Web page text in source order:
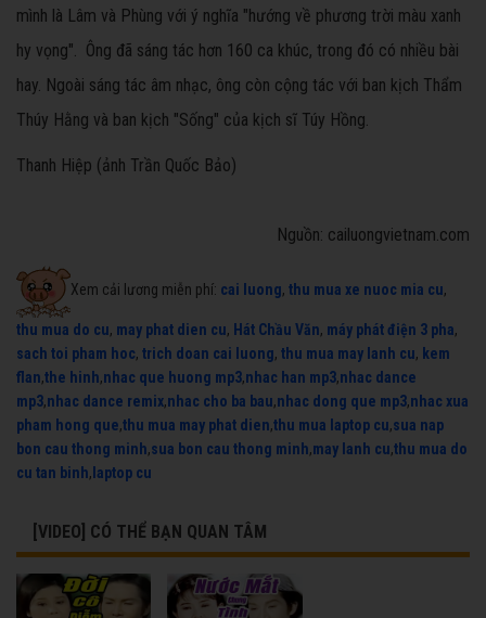
mình là Lâm và Phùng với ý nghĩa "hướng về phương trời màu xanh
hy vọng". Ông đã sáng tác hơn 160 ca khúc, trong đó có nhiều bài
hay. Ngoài sáng tác âm nhạc, ông còn cộng tác với ban kịch Thẩm
Thúy Hằng và ban kịch "Sống" của kịch sĩ Túy Hồng.
Thanh Hiệp (ảnh Trần Quốc Bảo)
Nguồn: cailuongvietnam.com
Xem cải lương miễn phí: cai luong, thu mua xe nuoc mia cu,
thu mua do cu, may phat dien cu, Hát Chầu Văn, máy phát điện 3 pha,
sach toi pham hoc, trich doan cai luong, thu mua may lanh cu, kem
flan,the hinh,nhac que huong mp3,nhac han mp3,nhac dance
mp3,nhac dance remix,nhac cho ba bau,nhac dong que mp3,nhac xua
pham hong que,thu mua may phat dien,thu mua laptop cu,sua nap
bon cau thong minh,sua bon cau thong minh,may lanh cu,thu mua do
cu tan binh, laptop cu
[VIDEO] CÓ THỂ BẠN QUAN TÂM